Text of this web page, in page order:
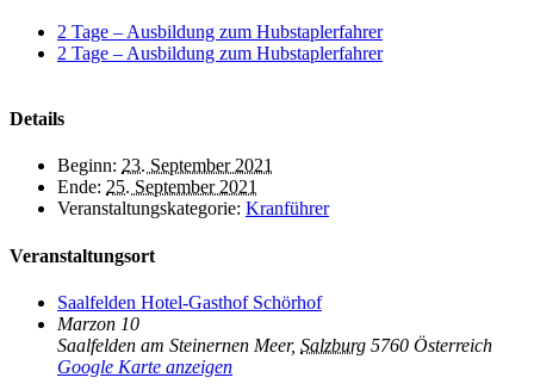
2 Tage – Ausbildung zum Hubstaplerfahrer
2 Tage – Ausbildung zum Hubstaplerfahrer
Details
Beginn: 23. September 2021
Ende: 25. September 2021
Veranstaltungskategorie: Kranführer
Veranstaltungsort
Saalfelden Hotel-Gasthof Schörhof
Marzon 10
Saalfelden am Steinernen Meer, Salzburg 5760 Österreich
Google Karte anzeigen